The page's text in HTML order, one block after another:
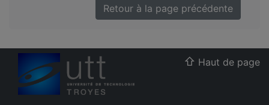
Retour à la page précédente
Haut de page